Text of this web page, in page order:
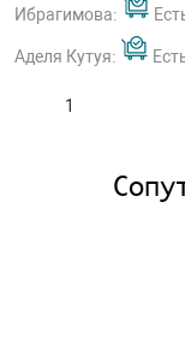
Ибрагимова:
Аделя Кутуя: